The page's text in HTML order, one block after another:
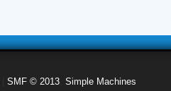
|SMF © 2013 ,Simple Machines